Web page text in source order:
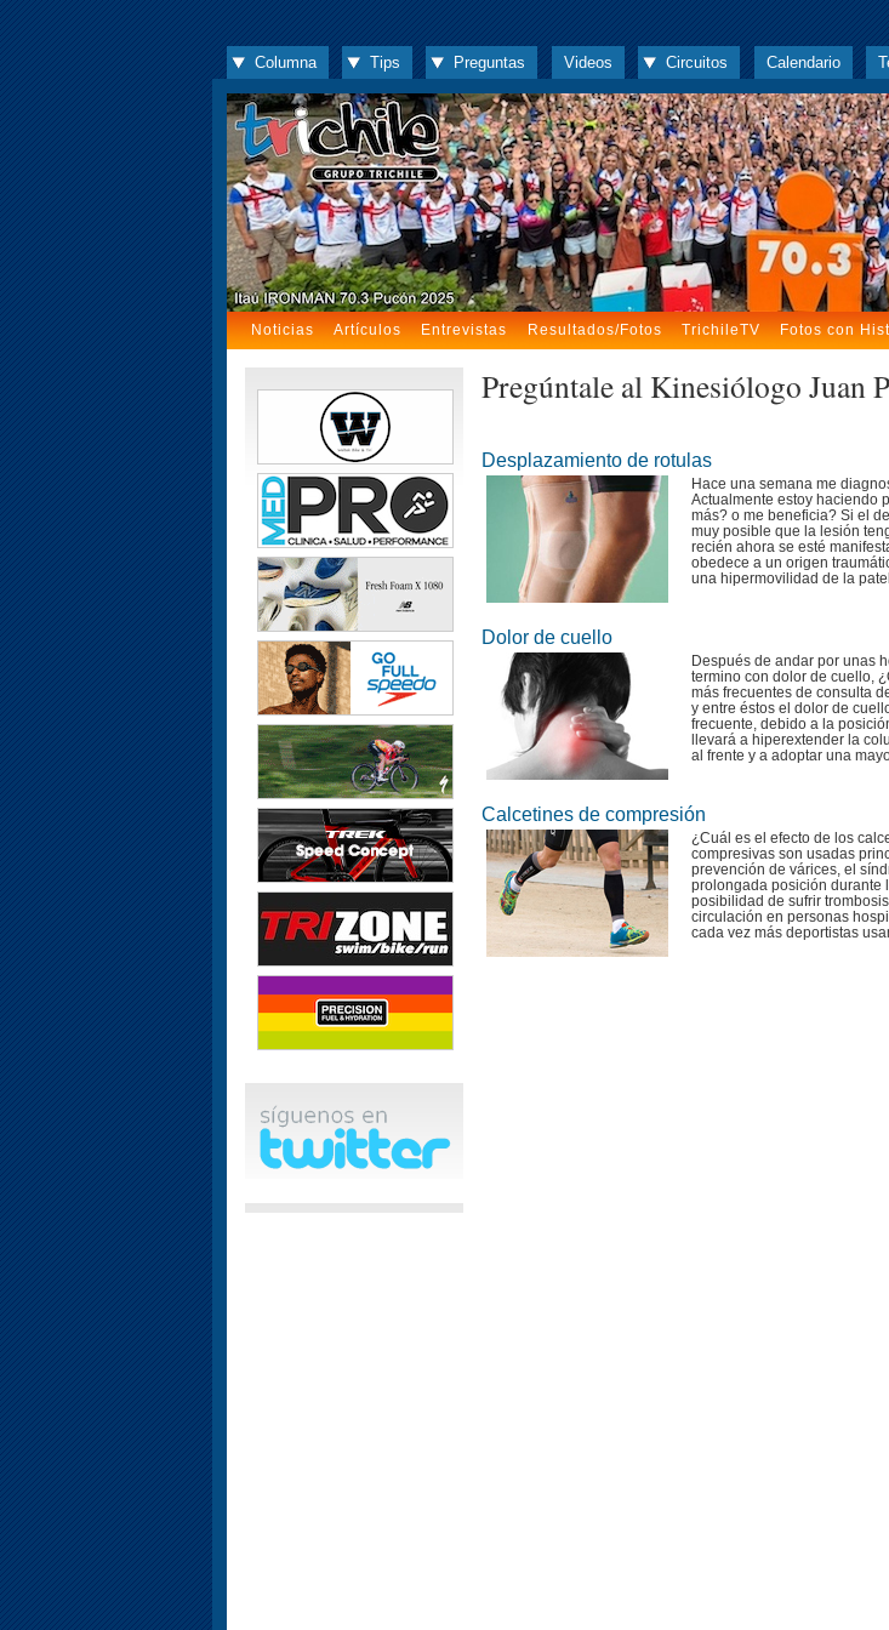
Columna Tips Preguntas Videos Circuitos Calendario
Noticias Artículos Entrevistas Resultados/Fotos TrichileTV Fotos con
Pregúntale al Kinesiólogo Juan
Desplazamiento de rotulas
Hace una semana me
Actualmente estoy haciendo
más? o me beneficia? Si el
muy posible que la lesión
recién ahora se esté
obedece a un origen
una hipermovilidad de la
Dolor de cuello
Después de andar por unas
termino con dolor de cuello,
más frecuentes de consulta
y entre éstos el dolor de
frecuente, debido a la
llevará a hiperextender la
al frente y a adoptar una
Calcetines de compresión
¿Cuál es el efecto de los
compresivas son usadas
prevención de várices, el
prolongada posición durante
posibilidad de sufrir
circulación en personas
cada vez más deportistas